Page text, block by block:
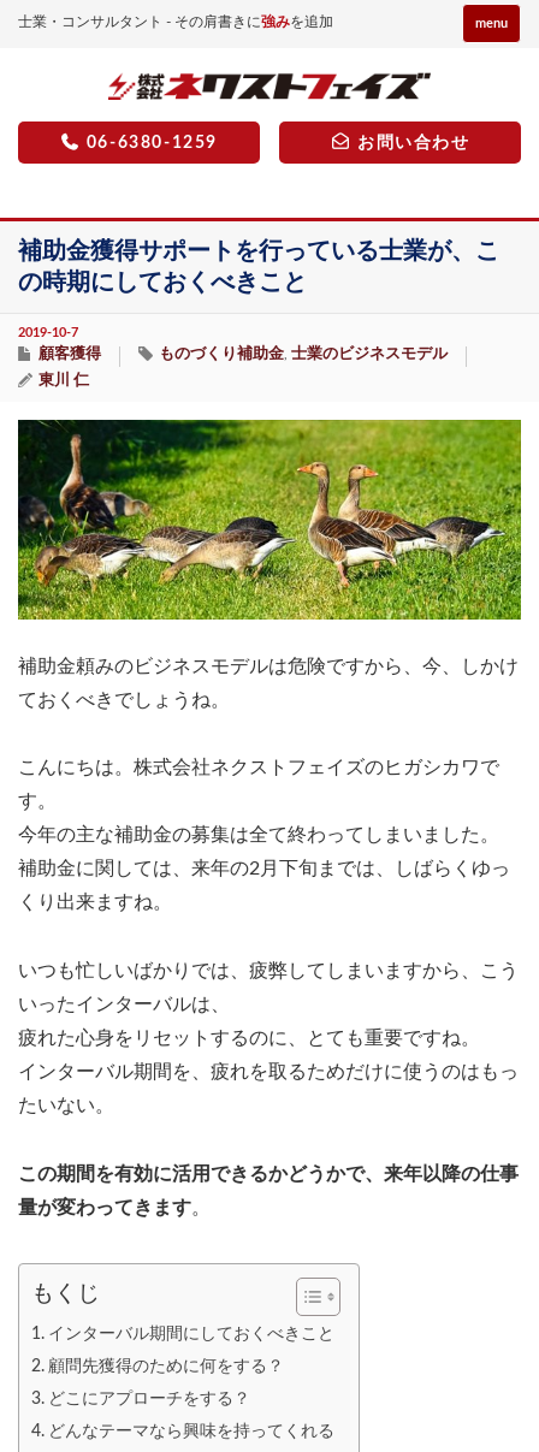
士業・コンサルタント - その肩書きに強みを追加 menu
06-6380-1259 お問い合わせ
補助金獲得サポートを行っている士業が、こ
の時期にしておくべきこと
2019-10-7
顧客獲得 ものづくり補助金 士業のビジネスモデル
東川 仁
補助金頼みのビジネスモデルは危険ですから、今、しかけ
ておくべきでしょうね。
こんにちは。株式会社ネクストフェイズのヒガシカワで
す。
今年の主な補助金の募集は全て終わってしまいました。
補助金に関しては、来年の2月下旬までは、しばらくゆっ
くり出来ますね。
いつも忙しいばかりでは、疲弊してしまいますから、こう
いったインターバルは、
疲れた心身をリセットするのに、とても重要ですね。
インターバル期間を、疲れを取るためだけに使うのはもっ
たいない。
この期間を有効に活用できるかどうかで、来年以降の仕事
量が変わってきます。
もくじ
インターバル期間にしておくべきこと
顧問先獲得のために何をする？
どこにアプローチをする？
どんなテーマなら興味を持ってくれる